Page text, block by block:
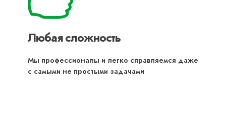
Любая сложность
Мы профессионалы и легко справляемся даже
с самыми не простыми задачами